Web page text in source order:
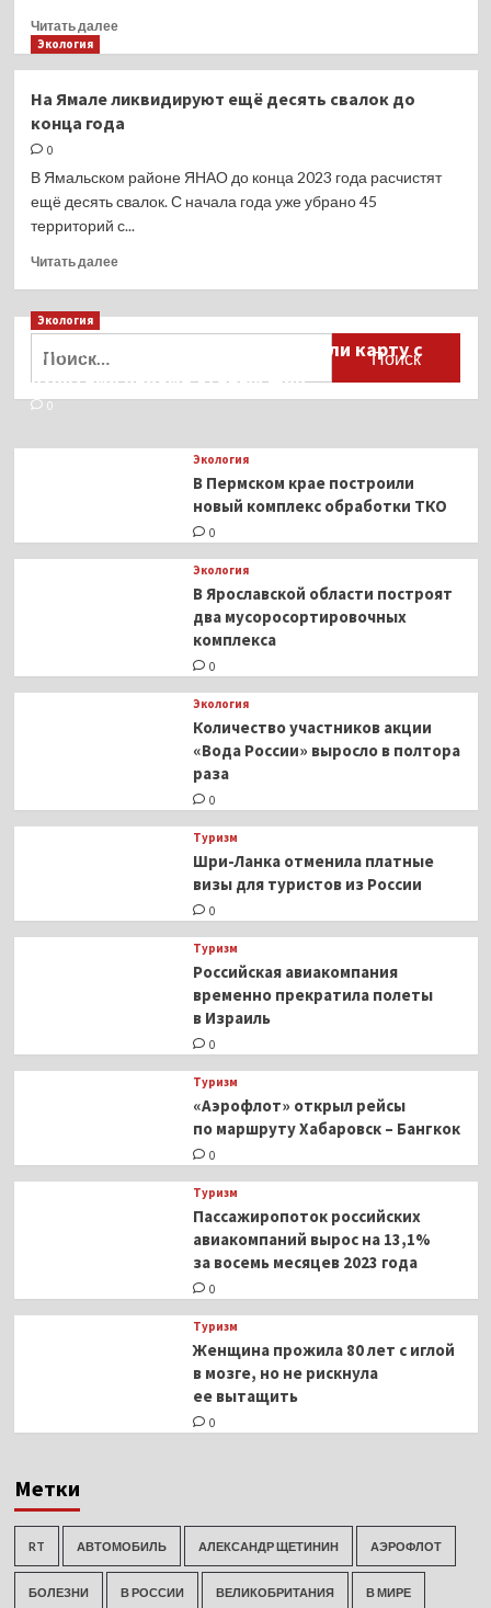
парковки
Читать далееПрочитать
субботника
в
стали
почти
20
тысяч
Экология
На Ямале ликвидируют ещё десять свалок до
конца года
0
В Ямальском районе ЯНАО до конца 2023 года расчистят
ещё десять свалок. С начала года уже убрано 45
территорий с...
Читать далееПрочитать
На
ещё
десять
до
Экология
Для автомобилистов разработали карту с
пунктами приёма старых шин
0
Экология
В Пермском крае построили
новый комплекс обработки ТКО
0
Экология
В Ярославской области построят
два мусоросортировочных
комплекса
0
Экология
Количество участников акции
«Вода России» выросло в полтора
раза
0
Туризм
Шри-Ланка отменила платные
визы для туристов из России
0
Туризм
Российская авиакомпания
временно прекратила полеты
в Израиль
0
Туризм
«Аэрофлот» открыл рейсы
по маршруту Хабаровск – Бангкок
0
Туризм
Пассажиропоток российских
авиакомпаний вырос на 13,1%
за восемь месяцев 2023 года
0
Туризм
Женщина прожила 80 лет с иглой
в мозге, но не рискнула
ее вытащить
0
Метки
RT АВТОМОБИЛЬ АЛЕКСАНДР ЩЕТИНИН АЭРОФЛОТ
БОЛЕЗНИ В РОССИИ ВЕЛИКОБРИТАНИЯ В МИРЕ